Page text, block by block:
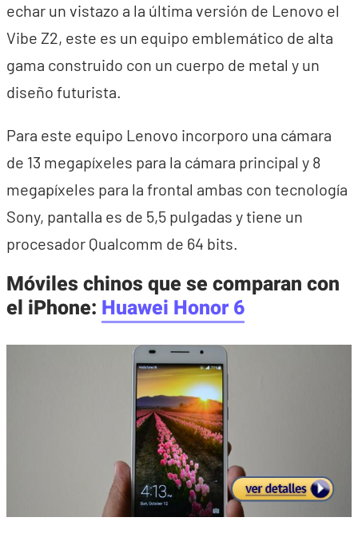
echar un vistazo a la última versión de Lenovo el
Vibe Z2, este es un equipo emblemático de alta
gama construido con un cuerpo de metal y un
diseño futurista.
Para este equipo Lenovo incorporo una cámara
de 13 megapíxeles para la cámara principal y 8
megapíxeles para la frontal ambas con tecnología
Sony, pantalla es de 5,5 pulgadas y tiene un
procesador Qualcomm de 64 bits.
Móviles chinos que se comparan con
el iPhone: Huawei Honor 6